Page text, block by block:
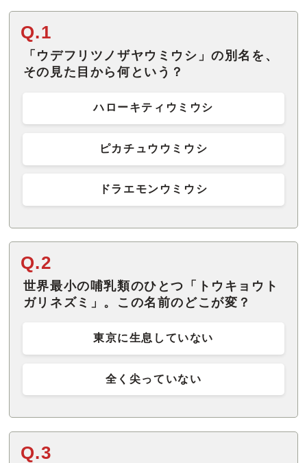
Q.1
「ウデフリツノザヤウミウシ」の別名を、
その見た目から何という？
ハローキティウミウシ
ピカチュウウミウシ
ドラエモンウミウシ
Q.2
世界最小の哺乳類のひとつ「トウキョウト
ガリネズミ」。この名前のどこが変？
東京に生息していない
全く尖っていない
Q.3